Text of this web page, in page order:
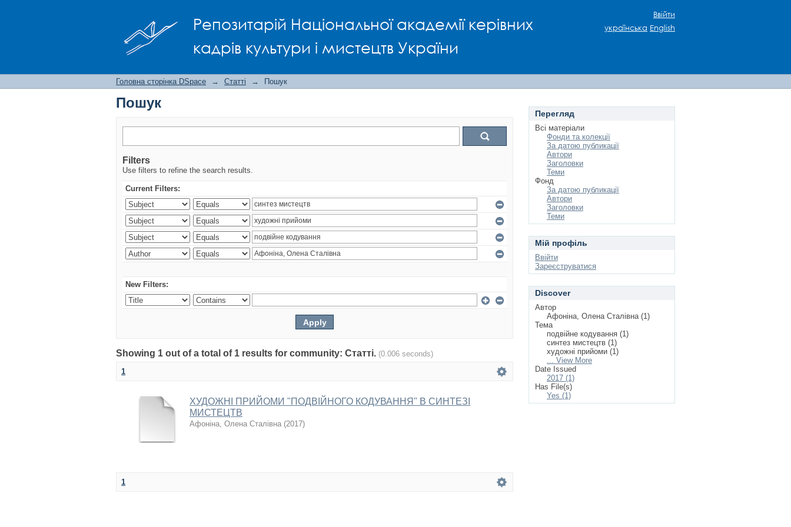
Репозитарій Національної академії керівних
кадрів культури і мистецтв України
Ввійти
українська English
Головна сторінка DSpace → Статті → Пошук
Пошук
Filters
Use filters to refine the search results.
Current Filters:
New Filters:
Showing 1 out of a total of 1 results for community: Статті. (0.006 seconds)
1
ХУДОЖНІ ПРИЙОМИ "ПОДВІЙНОГО КОДУВАННЯ" В СИНТЕЗІ
МИСТЕЦТВ
Афоніна, Олена Сталівна (2017)
1
Перегляд
Всі матеріали
Фонди та колекції
За датою публикації
Автори
Заголовки
Теми
Фонд
За датою публикації
Автори
Заголовки
Теми
Мій профіль
Ввійти
Зареєструватися
Discover
Автор
Афоніна, Олена Сталівна (1)
Тема
подвійне кодування (1)
синтез мистецтв (1)
художні прийоми (1)
... View More
Date Issued
2017 (1)
Has File(s)
Yes (1)